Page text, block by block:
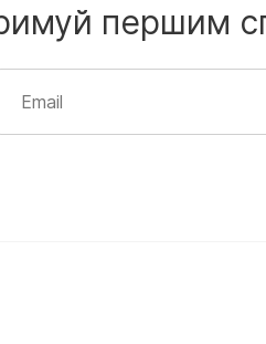
першим